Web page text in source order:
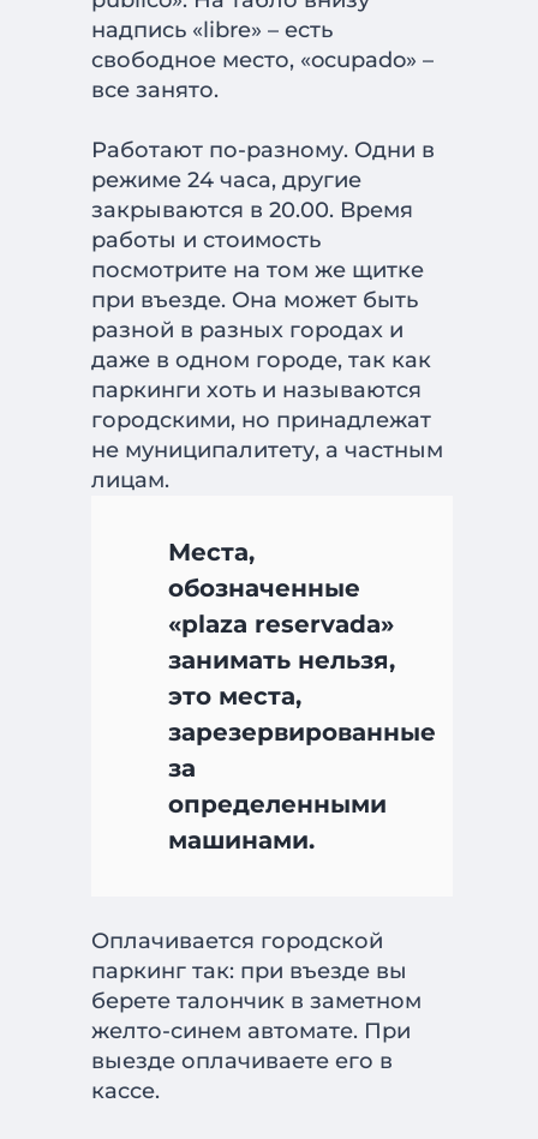
надпись «libre» – есть
свободное место, «ocupado» –
все занято.
Работают по-разному. Одни в
режиме 24 часа, другие
закрываются в 20.00. Время
работы и стоимость
посмотрите на том же щитке
при въезде. Она может быть
разной в разных городах и
даже в одном городе, так как
паркинги хоть и называются
городскими, но принадлежат
не муниципалитету, а частным
лицам.
Места,
обозначенные
«plaza reservada»
занимать нельзя,
это места,
зарезервированные
за
определенными
машинами.
Оплачивается городской
паркинг так: при въезде вы
берете талончик в заметном
желто-синем автомате. При
выезде оплачиваете его в
кассе.